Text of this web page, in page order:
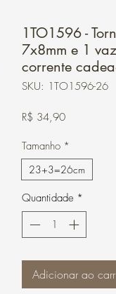
1TO1596 -
7x8mm e 1
corrente
SKU: 1TO1596-26
R$ 34,90Preço
Tamanho *
23+3=26cm
Quantidade *
Adicionar ao